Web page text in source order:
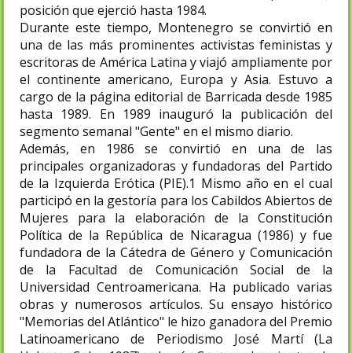
posición que ejerció hasta 1984.
Durante este tiempo, Montenegro se convirtió en
una de las más prominentes activistas feministas y
escritoras de América Latina y viajó ampliamente por
el continente americano, Europa y Asia. Estuvo a
cargo de la página editorial de Barricada desde 1985
hasta 1989. En 1989 inauguró la publicación del
segmento semanal "Gente" en el mismo diario.
Además, en 1986 se convirtió en una de las
principales organizadoras y fundadoras del Partido
de la Izquierda Erótica (PIE).1 Mismo año en el cual
participó en la gestoría para los Cabildos Abiertos de
Mujeres para la elaboración de la Constitución
Política de la República de Nicaragua (1986) y fue
fundadora de la Cátedra de Género y Comunicación
de la Facultad de Comunicación Social de la
Universidad Centroamericana. Ha publicado varias
obras y numerosos artículos. Su ensayo histórico
"Memorias del Atlántico" le hizo ganadora del Premio
Latinoamericano de Periodismo José Martí (La